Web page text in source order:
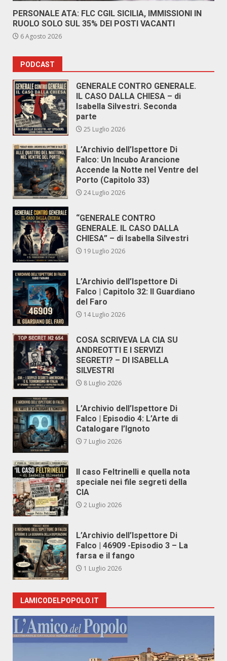
PERSONALE ATA: FLC CGIL SICILIA, IMMISSIONI IN
RUOLO SOLO SUL 35% DEI POSTI VACANTI
6 Agosto 2026
PODCAST
GENERALE CONTRO GENERALE.
IL CASO DALLA CHIESA – di
Isabella Silvestri. Seconda
parte
25 Luglio 2026
L’Archivio dell’Ispettore Di
Falco: Un Incubo Arancione
Accende la Notte nel Ventre del
Porto (Capitolo 33)
24 Luglio 2026
“GENERALE CONTRO
GENERALE. IL CASO DALLA
CHIESA” – di Isabella Silvestri
19 Luglio 2026
L’Archivio dell’Ispettore Di
Falco | Capitolo 32: Il Guardiano
del Faro
14 Luglio 2026
COSA SCRIVEVA LA CIA SU
ANDREOTTI E I SERVIZI
SEGRETI? – DI ISABELLA
SILVESTRI
8 Luglio 2026
L’Archivio dell’Ispettore Di
Falco | Episodio 4: L’Arte di
Catalogare l’Ignoto
7 Luglio 2026
Il caso Feltrinelli e quella nota
speciale nei file segreti della
CIA
2 Luglio 2026
L’Archivio dell’Ispettore Di
Falco | 46909 -Episodio 3 – La
farsa e il fango
1 Luglio 2026
LAMICODELPOPOLO.IT